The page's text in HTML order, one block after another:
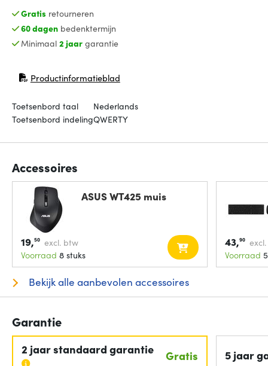
Gratis retourneren
60 dagenbedenktermijn
Minimaal 2 jaargarantie
Productinformatieblad
(opent in nieuw venster)
Toetsenbord taal
Nederlands
Toetsenbord indelingQWERTY
Accessoires
ASUS WT425 muis
19,50 excl. btw
Voorraad 8 stuks
43,90
Voorraad
Bekijk alle aanbevolen accessoires
Garantie
2 jaar standaard garantie Gratis 5 jaar